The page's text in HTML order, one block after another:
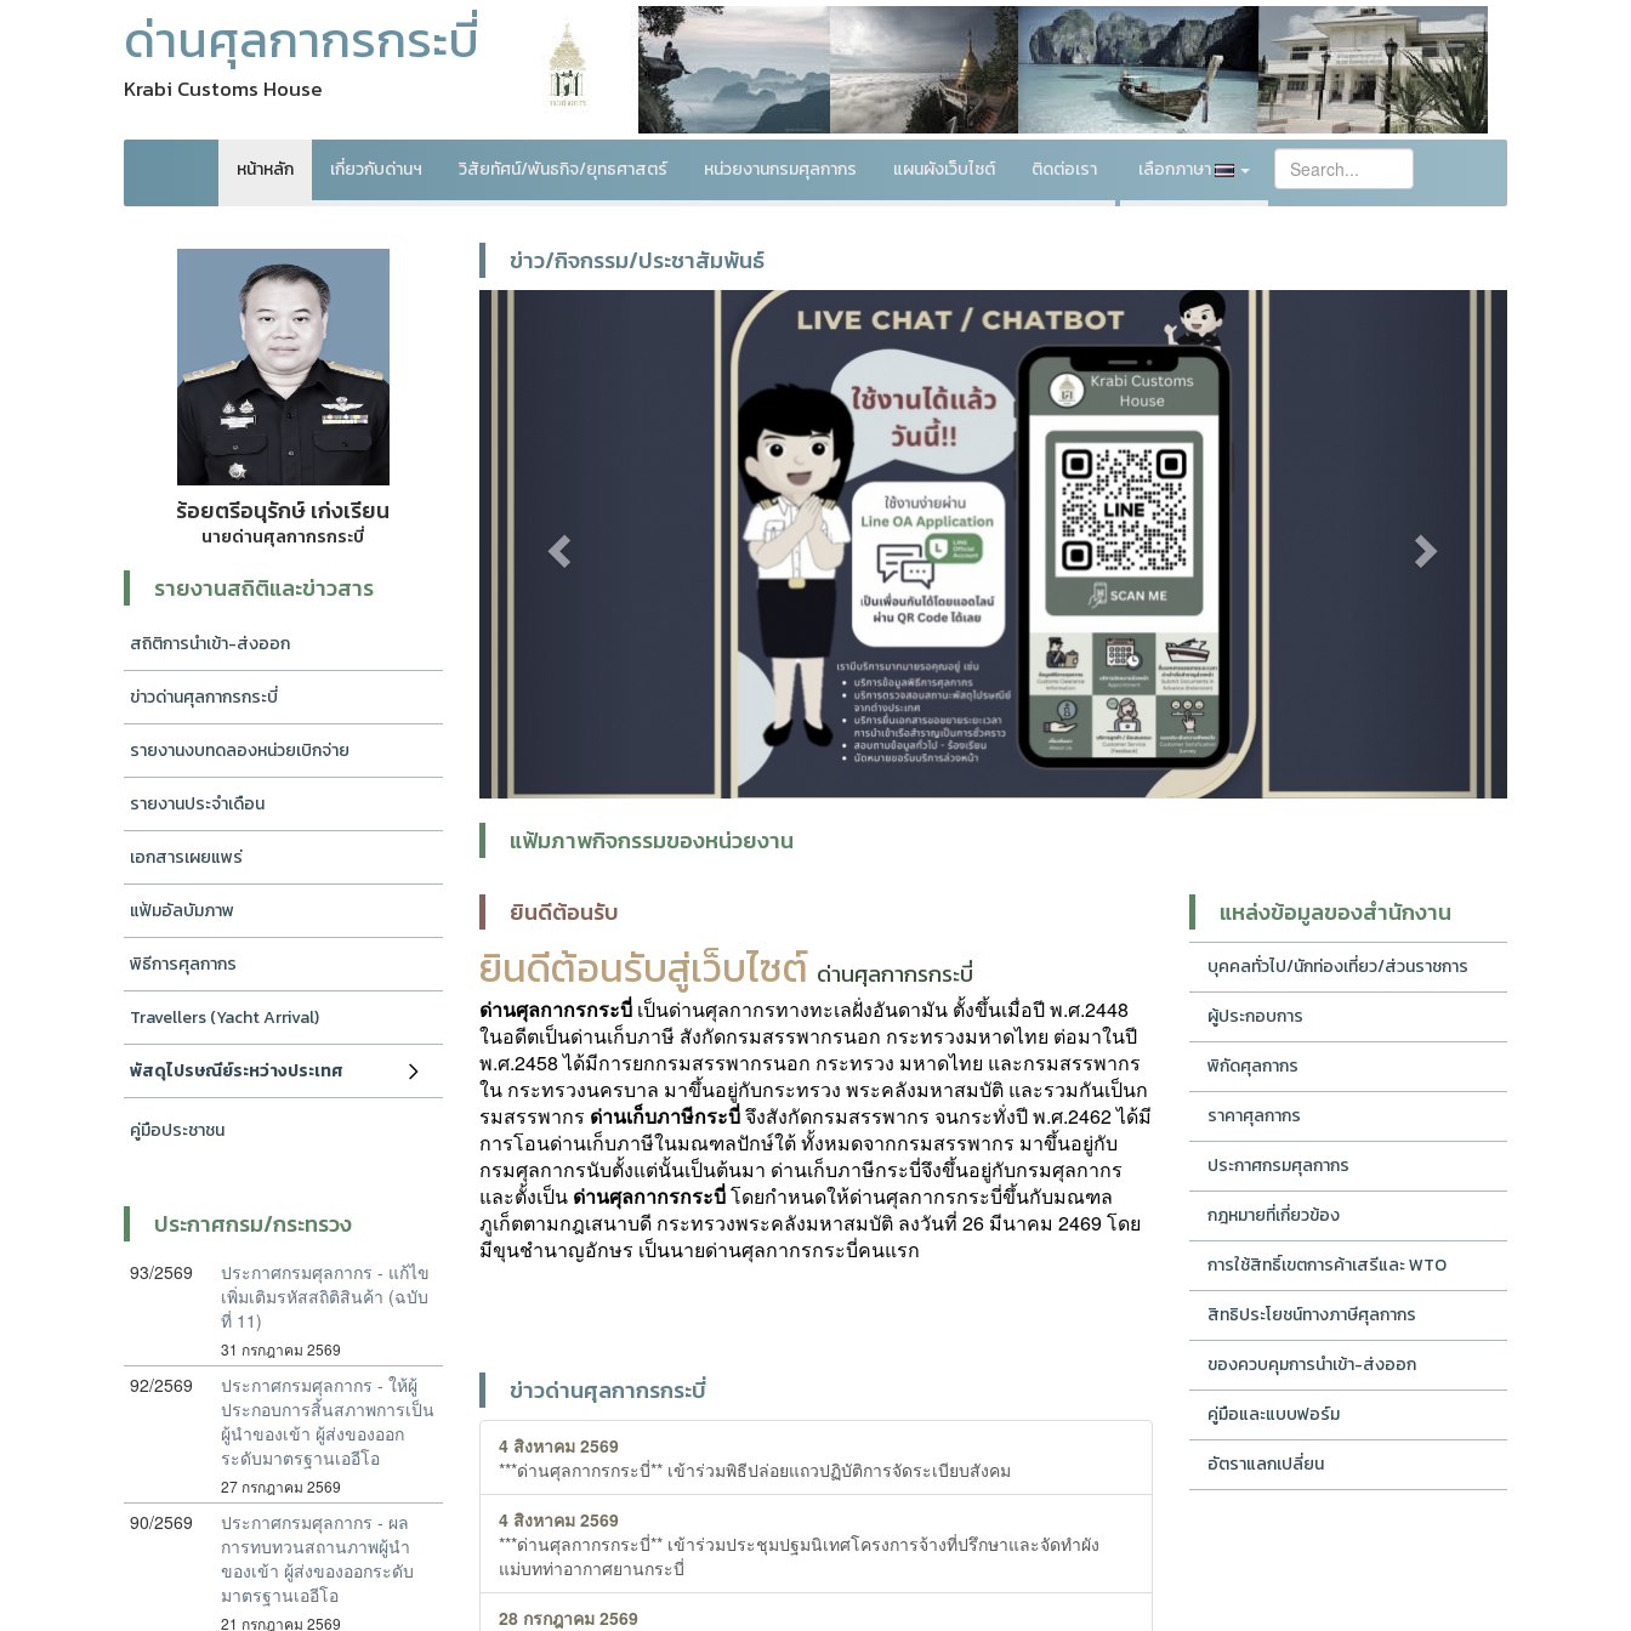
ด่านศุลกากรกระบี่
Krabi Customs House
หน้าหลัก เกี่ยวกับด่านฯ วิสัยทัศน์/พันธกิจ/ยุทธศาสตร์ หน่วยงานกรมศุลกากร แผนผังเว็บไซต์ ติดต่อเรา เลือกภาษา
ร้อยตรีอนุรักษ์ เก่งเรียน
นายด่านศุลกากรกระบี่
รายงานสถิติและข่าวสาร
สถิติการนำเข้า-ส่งออก
ข่าวด่านศุลกากรกระบี่
รายงานงบทดลองหน่วยเบิกจ่าย
รายงานประจำเดือน
เอกสารเผยแพร่
แฟ้มอัลบัมภาพ
พิธีการศุลกากร
Travellers (Yacht Arrival)
พัสดุไปรษณีย์ระหว่างประเทศ
คู่มือประชาชน
ประกาศกรม/กระทรวง
93/2569
ประกาศกรมศุลกากร - แก้ไข
เพิ่มเติมรหัสสถิติสินค้า (ฉบับ
ที่ 11)
31 กรกฎาคม 2569
92/2569
ประกาศกรมศุลกากร - ให้ผู้
ประกอบการสิ้นสภาพการเป็น
ผู้นำของเข้า ผู้ส่งของออก
ระดับมาตรฐานเออีโอ
27 กรกฎาคม 2569
90/2569
ประกาศกรมศุลกากร - ผล
การทบทวนสถานภาพผู้นำ
ของเข้า ผู้ส่งของออกระดับ
มาตรฐานเออีโอ
21 กรกฎาคม 2569
ข่าว/กิจกรรม/ประชาสัมพันธ์
แฟ้มภาพกิจกรรมของหน่วยงาน
ยินดีต้อนรับ
ยินดีต้อนรับสู่เว็บไซต์ ด่านศุลกากรกระบี่
ด่านศุลกากรกระบี่เป็นด่านศุลกากรทางทะเลฝั่งอันดามัน ตั้งขึ้นเมื่อปี พ.ศ.2448
ในอดีตเป็นด่านเก็บภาษี สังกัดกรมสรรพากรนอก กระทรวงมหาดไทย ต่อมาในปี
พ.ศ.2458 ได้มีการยกกรมสรรพากรนอก กระทรวง มหาดไทย และกรมสรรพากร
ใน กระทรวงนครบาล มาขึ้นอยู่กับกระทรวง พระคลังมหาสมบัติ และรวมกันเป็นก
รมสรรพากร ด่านเก็บภาษีกระบี่จึงสังกัดกรมสรรพากร จนกระทั่งปี พ.ศ.2462 ได้มี
การโอนด่านเก็บภาษีในมณฑลปักษ์ใต้ทั้งหมดจากกรมสรรพากร มาขึ้นอยู่กับ
กรมศุลกากรนับตั้งแต่นั้นเป็นต้นมา ด่านเก็บภาษีกระบี่จึงขึ้นอยู่กับกรมศุลกากร
และตั้งเป็น ด่านศุลกากรกระบี่โดยกำหนดให้ด่านศุลกากรกระบี่ขึ้นกับมณฑล
ภูเก็ตตามกฎเสนาบดี กระทรวงพระคลังมหาสมบัติ ลงวันที่ 26 มีนาคม 2469โดย
มีขุนชำนาญอักษร เป็นนายด่านศุลกากรกระบี่คนแรก
ข่าวด่านศุลกากรกระบี่
4 สิงหาคม 2569
***ด่านศุลกากรกระบี่** เข้าร่วมพิธีปล่อยแถวปฏิบัติการจัดระเบียบสังคม
4 สิงหาคม 2569
***ด่านศุลกากรกระบี่** เข้าร่วมประชุมปฐมนิเทศโครงการจ้างที่ปรึกษาและจัดทำผัง
แม่บทท่าอากาศยานกระบี่
28 กรกฎาคม 2569
แหล่งข้อมูลของสำนักงาน
บุคคลทั่วไป/นักท่องเที่ยว/ส่วนราชการ
ผู้ประกอบการ
พิกัดศุลกากร
ราคาศุลกากร
ประกาศกรมศุลกากร
กฎหมายที่เกี่ยวข้อง
การใช้สิทธิ์เขตการค้าเสรีและ WTO
สิทธิประโยชน์ทางภาษีศุลกากร
ของควบคุมการนำเข้า-ส่งออก
คู่มือและแบบฟอร์ม
อัตราแลกเปลี่ยน